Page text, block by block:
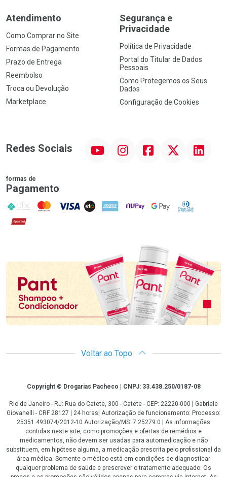
Atendimento
Como Comprar no Site
Formas de Pagamento
Prazo de Entrega
Reembolso
Troca ou Devolução
Marketplace
Segurança e
Privacidade
Política de Privacidade
Portal do Titular de Dados
Pessoais
Como Protegemos os Seus
Dados
Configuração de Cookies
Redes Sociais InstagramFacebook Linkedin
formas de
Pagamento
PIX MasterCard
VISA ELO AMEX NuPay Google PayDiners Club
Hipercard
Promoção em Destaque
Voltar ao Topo
CopyrightCopyright © Drogarias Pacheco | CNPJ: 33.438.250/0187-08
Rio de Janeiro - RJ: Rua do Catete, 300 - Catete - CEP: 22220-000 | Gabriele
Giovanelli - CRF 28127 | 24 horas| Autorização de funcionamento: Processo:
25351.493074/2012-10 Autorização/MS: 7.25279.0 | As informações
contidas neste site, como promoções e ofertas de remédios e
medicamentos, não devem ser usadas para automedicação e não
substituem, em hipótese alguma, a medicação prescrita pelo profissional da
área médica. Somente o médico está em condições de diagnosticar
qualquer problema de saúde e prescrever o tratamento adequado. Os